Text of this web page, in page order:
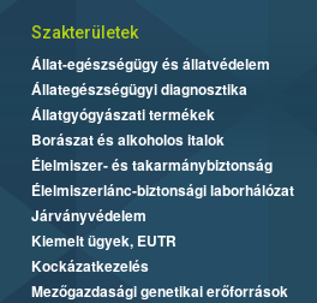
Szakterületek
Állat-egészségügy és állatvédelem
Állategészségügyi diagnosztika
Állatgyógyászati termékek
Borászat és alkoholos italok
Élelmiszer- és takarmánybiztonság
Élelmiszerlánc-biztonsági laborhálózat
Járványvédelem
Kiemelt ügyek, EUTR
Kockázatkezelés
Mezőgazdasági genetikai erőforrások